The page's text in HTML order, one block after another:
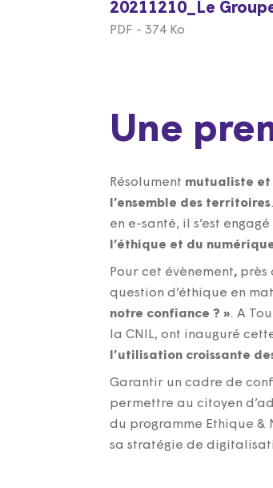
20211210_Le
PDF - 374 Ko
Une
Résolument mutualiste et
l’ensemble des territoires
en e-santé, il s’est
l’éthique et du
Pour cet évènement, près
question d’éthique en
notre confiance ? ». A
la CNIL, ont inauguré
l’utilisation croissante
Garantir un cadre de
permettre au citoyen
du programme Ethique &
sa stratégie de